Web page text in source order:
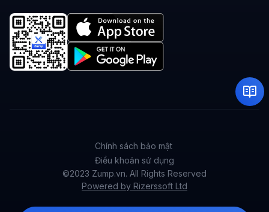
Quản lý tài khoản
©2023 Zump.vn. All Rights Reserved
Powered by Rizerssoft Ltd
Chính sách bảo mật
Điều khoản sử dụng